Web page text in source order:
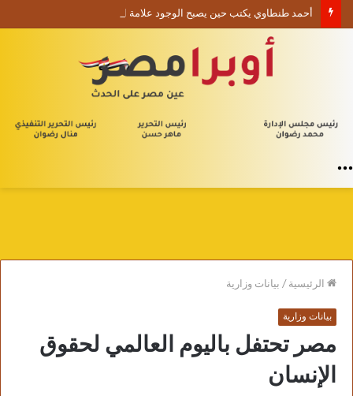
أحمد طنطاوي يكتب حين يصبح الوجود علامة استفهام
الرئيسية/بيانات وزارية
بيانات وزارية
مصر تحتفل باليوم العالمي لحقوق
الإنسان